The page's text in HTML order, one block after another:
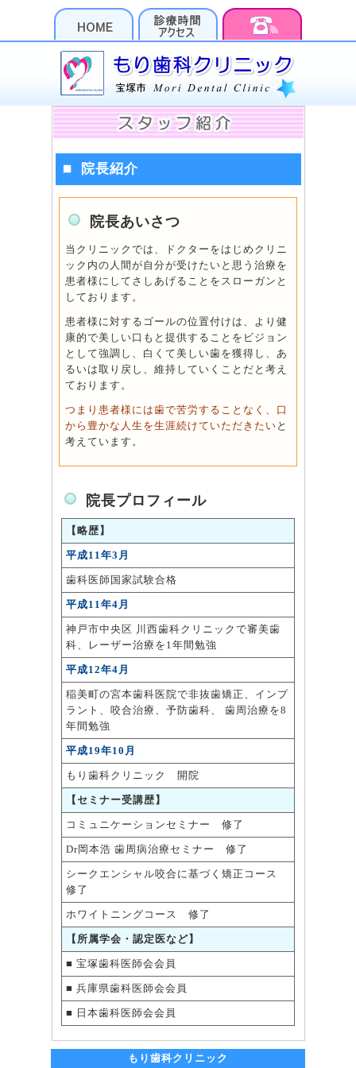
院長紹介
院長あいさつ
当クリニックでは、ドクターをはじめクリニ
ック内の人間が自分が受けたいと思う治療を
患者様にしてさしあげることをスローガンと
しております。
患者様に対するゴールの位置付けは、より健
康的で美しい口もと提供することをビジョン
として強調し、白くて美しい歯を獲得し、あ
るいは取り戻し、維持していくことだと考え
ております。
つまり患者様には歯で苦労することなく、口
から豊かな人生を生涯続けていただきたい と
考えています。
院長プロフィール
【略歴】
平成11年3月
歯科医師国家試験合格
平成11年4月
神戸市中央区 川西歯科クリニックで審美歯
科、レーザー治療を1年間勉強
平成12年4月
稲美町の宮本歯科医院で非抜歯矯正、インプ
ラント、咬合治療、予防歯科、 歯周治療を8
年間勉強
平成19年10月
もり歯科クリニック 開院
【セミナー受講歴】
コミュニケーションセミナー 修了
Dr岡本浩 歯周病治療セミナー 修了
シークエンシャル咬合に基づく矯正コース
修了
ホワイトニングコース 修了
【所属学会・認定医など】
■ 宝塚歯科医師会会員
■ 兵庫県歯科医師会会員
■ 日本歯科医師会会員
もり歯科クリニック